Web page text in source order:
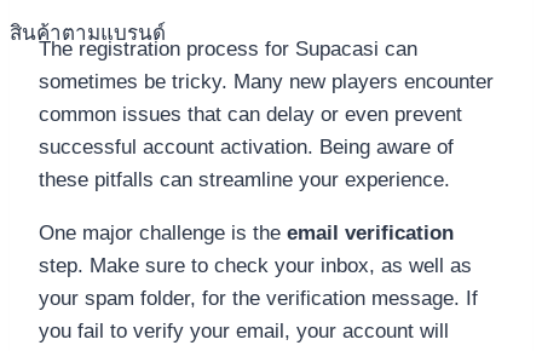
สินค้าตามแบรนด์
The registration process for Supacasi can
sometimes be tricky. Many new players encounter
common issues that can delay or even prevent
successful account activation. Being aware of
these pitfalls can streamline your experience.
One major challenge is the email verification
step. Make sure to check your inbox, as well as
your spam folder, for the verification message. If
you fail to verify your email, your account will